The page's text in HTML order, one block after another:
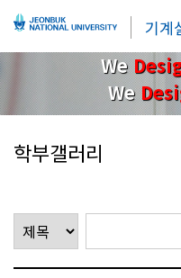
기계
We
We
학부갤러리